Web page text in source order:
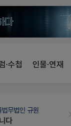
·수첩 인물·연재
법무법인 규원
다